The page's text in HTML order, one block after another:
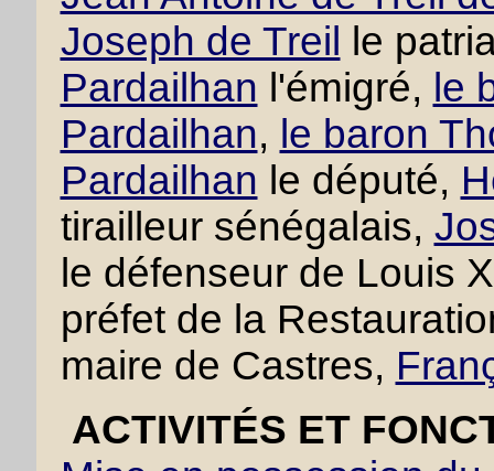
Joseph de Treil
le
Pardailhan l'émigré, le
Pardailhan, le baron
Pardailhan le député,
tirailleur sénégalais,
le défenseur de Louis
préfet de la
maire de Castres,
ACTIVITÉS ET